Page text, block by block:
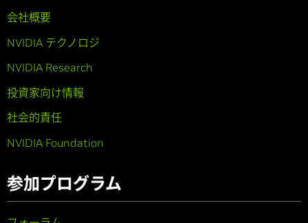
会社概要
NVIDIA テクノロジ
NVIDIA Research
投資家向け情報
社会的責任
NVIDIA Foundation
参加プログラム